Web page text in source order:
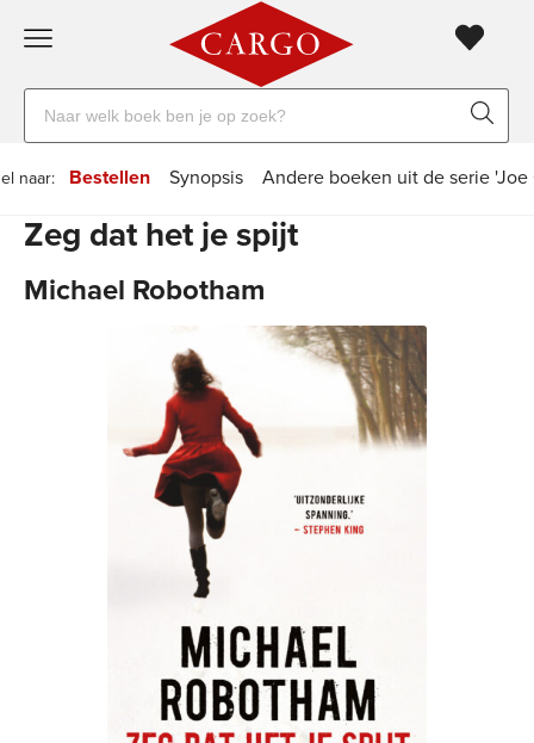
verzending20
Voor
besteld,werkdag huis
naar
boeken,
en
uitgevers
naar: Bestellen Synopsis Andere boeken uit de serie 'Joe
Zeg dat het je spijt
Michael Robotham